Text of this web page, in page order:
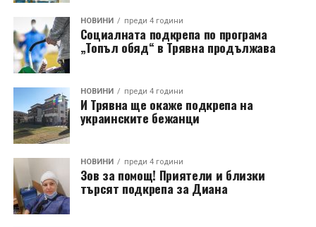
НОВИНИ преди 4 години
Социалната подкрепа по програма
„Топъл обяд“ в Трявна продължава
НОВИНИ преди 4 години
И Трявна ще окаже подкрепа на
украинските бежанци
НОВИНИ преди 4 години
Зов за помощ! Приятели и близки
търсят подкрепа за Диана